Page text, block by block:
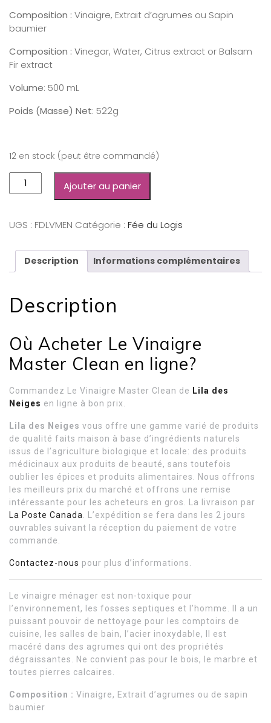
Composition : Vinaigre, Extrait d’agrumes ou Sapin
baumier
Composition : Vinegar, Water, Citrus extract or Balsam
Fir extract
Volume: 500 mL
Poids (Masse) Net: 522g
12 en stock (peut être commandé)
Ajouter au panier
UGS : FDLVMEN Catégorie : Fée du Logis
Description Informations complémentaires
Description
Où Acheter Le Vinaigre
Master Clean en ligne?
Commandez Le Vinaigre Master Clean de Lila des
Neiges en ligne à bon prix.
Lila des Neiges vous offre une gamme varié de produits
de qualité faits maison à base d’ingrédients naturels
issus de l’agriculture biologique et locale: des produits
médicinaux aux produits de beauté, sans toutefois
oublier les épices et produits alimentaires. Nous offrons
les meilleurs prix du marché et offrons une remise
intéressante pour les acheteurs en gros. La livraison par
La Poste Canada
. L’expédition se fera dans les 2 jours
ouvrables suivant la réception du paiement de votre
commande.
Contactez-nous pour plus d’informations.
Le vinaigre ménager est non-toxique pour
l’environnement, les fosses septiques et l’homme. Il a un
puissant pouvoir de nettoyage pour les comptoirs de
cuisine, les salles de bain, l’acier inoxydable, Il est
macéré dans des agrumes qui ont des propriétés
dégraissantes. Ne convient pas pour le bois, le marbre et
toutes pierres calcaires.
Composition : Vinaigre, Extrait d’agrumes ou de sapin
baumier